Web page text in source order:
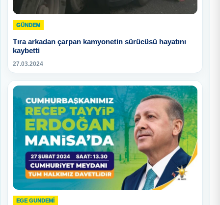
GÜNDEM
Tıra arkadan çarpan kamyonetin sürücüsü hayatını
kaybetti
27.03.2024
EGE GUNDEMİ